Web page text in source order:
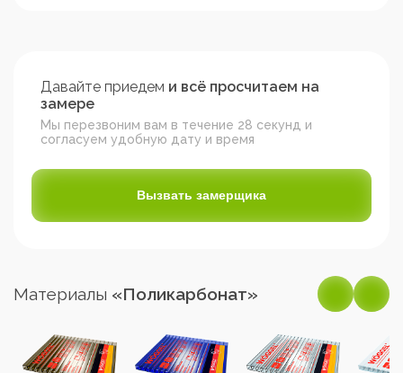
Давайте приедем и всё просчитаем на
замере
Мы перезвоним вам в течение 28 секунд и
согласуем удобную дату и время
Вызвать замерщика
Материалы «Поликарбонат»